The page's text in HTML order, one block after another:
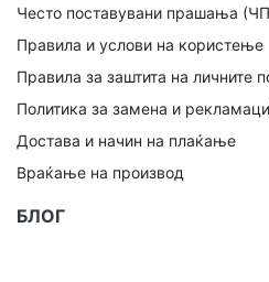
Често поставувани прашања
Правила и услови на користење
Правила за заштита на личните
Политика за замена и
Достава и начин на плаќање
Враќање на производ
БЛОГ